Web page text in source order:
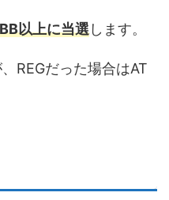
以上に当選します。
REGだった場合はAT